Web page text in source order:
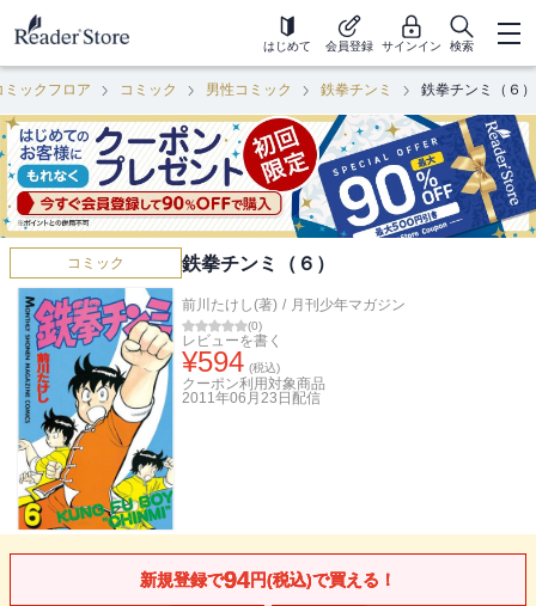
はじめて 会員登録 サインイン 検索
ミックフロア コミック 男性コミック 鉄拳チンミ 鉄拳チンミ（６）
コミック 鉄拳チンミ（６）
前川たけし(著) / 月刊少年マガジン
(0)
レビューを書く
¥594 (税込)
クーポン利用対象商品
2011年06月23日 配信
新規登録で94円(税込)で買える！